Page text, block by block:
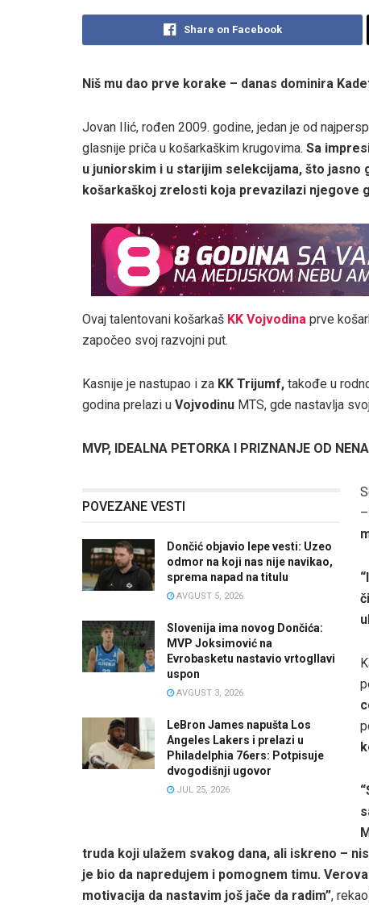
Share on Facebook
Niš mu dao prve korake – danas dominira
Jovan Ilić, rođen 2009. godine, jedan je od
glasnije priča u košarkaškim krugovima. Sa
u juniorskim i u starijim selekcijama, što
košarkaškoj zrelosti koja prevazilazi njegove
Ovaj talentovani košarkaš KK Vojvodina prve
započeo svoj razvojni put.
Kasnije je nastupao i za KK Trijumf, takođe u
godina prelazi u Vojvodinu MTS, gde nastavlja
MVP, IDEALNA PETORKA I PRIZNANJE OD
POVEZANE VESTI
Dončić objavio lepe vesti: Uzeo
odmor na koji nas nije navikao,
sprema napad na titulu
AVGUST 5, 2026
Slovenija ima novog Dončića:
MVP Joksimović na
Evrobasketu nastavio vrtogllavi
uspon
AVGUST 3, 2026
LeBron James napušta Los
Angeles Lakers i prelazi u
Philadelphia 76ers: Potpisuje
dvogodišnji ugovor
JUL 25, 2026
–
truda koji ulažem svakog dana, ali iskreno –
je bio da napredujem i pomognem timu.
motivacija da nastavim još jače da radim”,